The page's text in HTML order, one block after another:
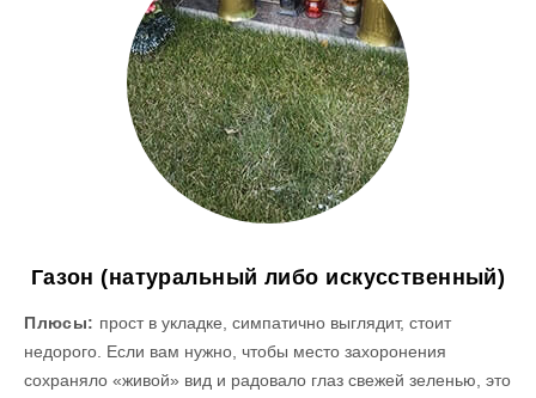
Газон (натуральный либо искусственный)
Плюсы: прост в укладке, симпатично выглядит, стоит
недорого. Если вам нужно, чтобы место захоронения
сохраняло «живой» вид и радовало глаз свежей зеленью, это